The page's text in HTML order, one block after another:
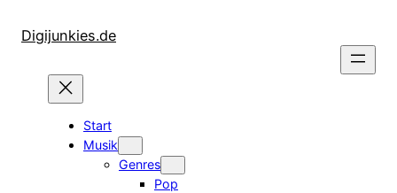
InhaltDigijunkies.de
Start
Musik
Genres
Pop